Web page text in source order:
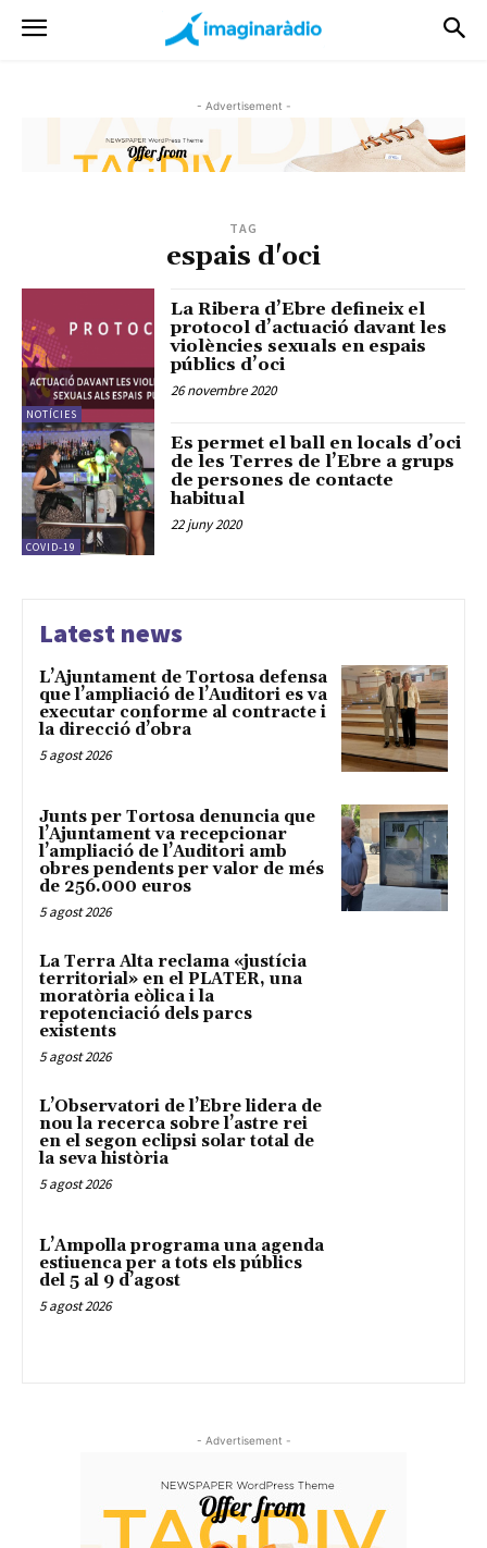
- Advertisement -
TAG
espais d'oci
NOTÍCIES
La Ribera d’Ebre defineix el
protocol d’actuació davant les
violències sexuals en espais
públics d’oci
26 novembre 2020
COVID-19
Es permet el ball en locals d’oci
de les Terres de l’Ebre a grups
de persones de contacte
habitual
22 juny 2020
Latest news
L’Ajuntament de Tortosa defensa
que l’ampliació de l’Auditori es va
executar conforme al contracte i
la direcció d’obra
5 agost 2026
Junts per Tortosa denuncia que
l’Ajuntament va recepcionar
l’ampliació de l’Auditori amb
obres pendents per valor de més
de 256.000 euros
5 agost 2026
La Terra Alta reclama «justícia
territorial» en el PLATER, una
moratòria eòlica i la
repotenciació dels parcs
existents
5 agost 2026
L’Observatori de l’Ebre lidera de
nou la recerca sobre l’astre rei
en el segon eclipsi solar total de
la seva història
5 agost 2026
L’Ampolla programa una agenda
estiuenca per a tots els públics
del 5 al 9 d’agost
5 agost 2026
- Advertisement -